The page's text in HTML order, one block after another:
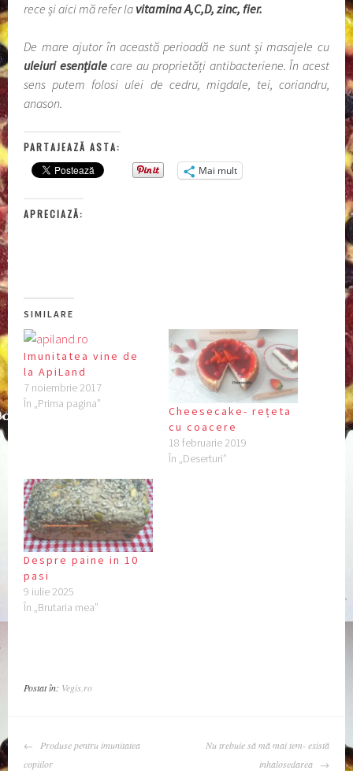
rece și aici mă refer la vitamina A,C,D, zinc, fier.
De mare ajutor în această perioadă ne sunt și masajele cu
uleiuri esențialecare au proprietăți antibacteriene. În acest
sens putem folosi ulei de cedru, migdale, tei, coriandru,
anason.
PARTAJEAZĂ ASTA:
Mai mult
APRECIAZĂ:
SIMILARE
Imunitatea vine de
la ApiLand
7 noiembrie 2017
În „Prima pagina”
Cheesecake- rețeta
cu coacere
18 februarie 2019
În „Deserturi”
Despre paine in 10
pasi
9 iulie 2025
În „Brutaria mea”
Postat în: Vegis.ro
NAVIGARE
ARTICOLE
Produse pentru imunitatea
copiilor
Nu trebuie să mă mai tem- există
inhalosedarea